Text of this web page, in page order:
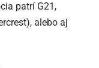
patrí G21,
alebo aj